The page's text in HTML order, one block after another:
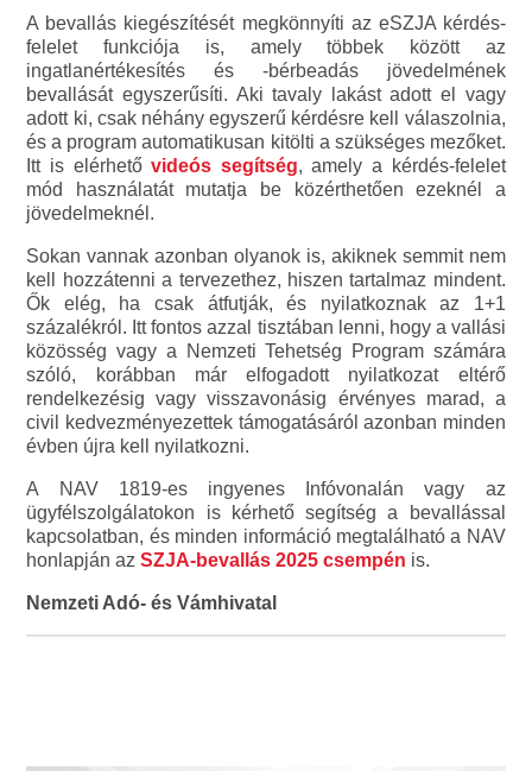
A bevallás kiegészítését megkönnyíti az eSZJA kérdés-
felelet funkciója is, amely többek között az
ingatlanértékesítés és -bérbeadás jövedelmének
bevallását egyszerűsíti. Aki tavaly lakást adott el vagy
adott ki, csak néhány egyszerű kérdésre kell válaszolnia,
és a program automatikusan kitölti a szükséges mezőket.
Itt is elérhetővideós segítség, amely a kérdés-felelet
mód használatát mutatja be közérthetően ezeknél a
jövedelmeknél.
Sokan vannak azonban olyanok is, akiknek semmit nem
kell hozzátenni a tervezethez, hiszen tartalmaz mindent.
Ők elég, ha csak átfutják, és nyilatkoznak az 1+1
százalékról. Itt fontos azzal tisztában lenni, hogy a vallási
közösség vagy a Nemzeti Tehetség Program számára
szóló, korábban már elfogadott nyilatkozat eltérő
rendelkezésig vagy visszavonásig érvényes marad, a
civil kedvezményezettek támogatásáról azonban minden
évben újra kell nyilatkozni.
A NAV 1819-es ingyenes Infóvonalán vagy az
ügyfélszolgálatokon is kérhető segítség a bevallással
kapcsolatban, és minden információ megtalálható a NAV
honlapján azSZJA-bevallás 2025 csempén is.
Nemzeti Adó- és Vámhivatal